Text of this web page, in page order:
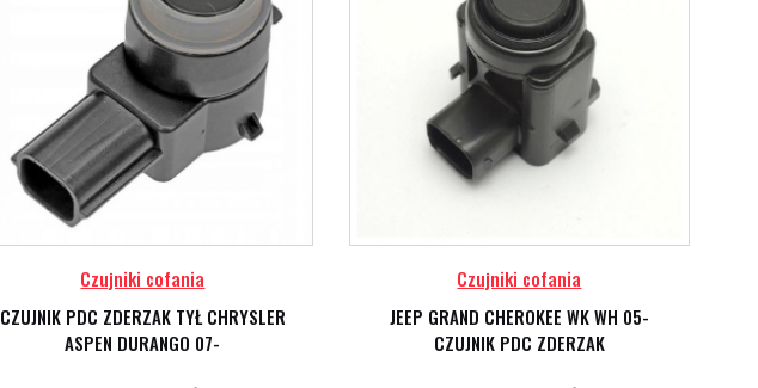
Czujniki cofania
CZUJNIK PDC ZDERZAK TYŁ CHRYSLER
ASPEN DURANGO 07-
Czujniki cofania
JEEP GRAND CHEROKEE WK WH 05-
CZUJNIK PDC ZDERZAK